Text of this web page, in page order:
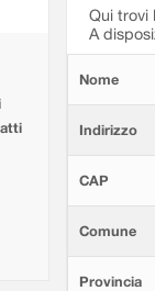
Qui trovi
A
Nome
Indirizzo
CAP
Comune
Provincia